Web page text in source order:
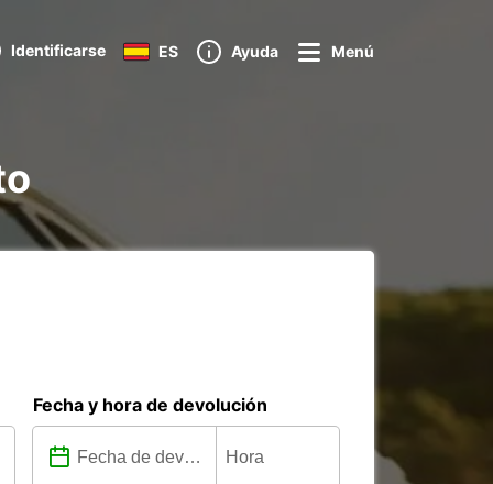
Identificarse ES Ayuda Menú
Fecha y hora de devolución